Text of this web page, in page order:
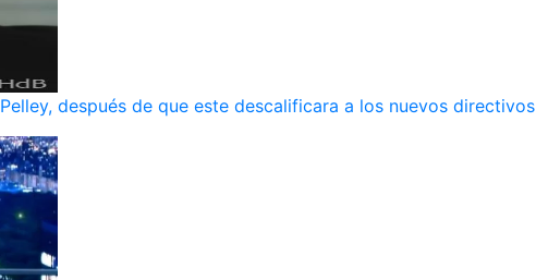
después de que este descalificara a los nuevos directivos